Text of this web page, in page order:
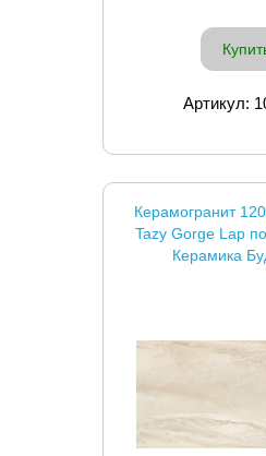
Артикул:
Керамогранит
Tazy Gorge Lap
Керамика